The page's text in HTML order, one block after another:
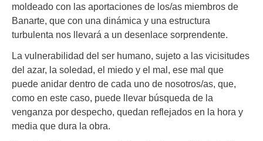
moldeado con las aportaciones de los/as miembros de
Banarte, que con una dinámica y una estructura
turbulenta nos llevará a un desenlace sorprendente.
La vulnerabilidad del ser humano, sujeto a las vicisitudes
del azar, la soledad, el miedo y el mal, ese mal que
puede anidar dentro de cada uno de nosotros/as, que,
como en este caso, puede llevar búsqueda de la
venganza por despecho, quedan reflejados en la hora y
media que dura la obra.